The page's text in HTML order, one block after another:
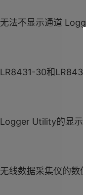
无法不显示通道
LR8431-30和LR8432
Logger Utility的显示
无线数据采集仪的数